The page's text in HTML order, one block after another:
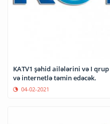
KATV1 şəhid ailələrini və I
və internetlə təmin edəcək.
04-02-2021